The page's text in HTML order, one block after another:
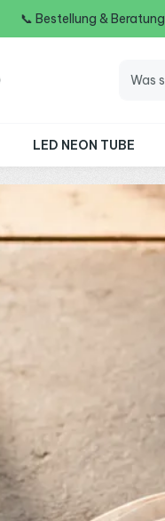
📞 Bestellung & Beratung
LED NEON TUBE